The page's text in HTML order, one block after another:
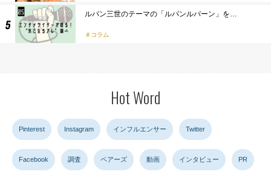
ルパン三世のテーマの「ルパンルパーン」を…
コラム
Hot Word
Pinterest Instagram インフルエンサー Twitter
Facebook 調査 ペアーズ 動画 インタビュー PR